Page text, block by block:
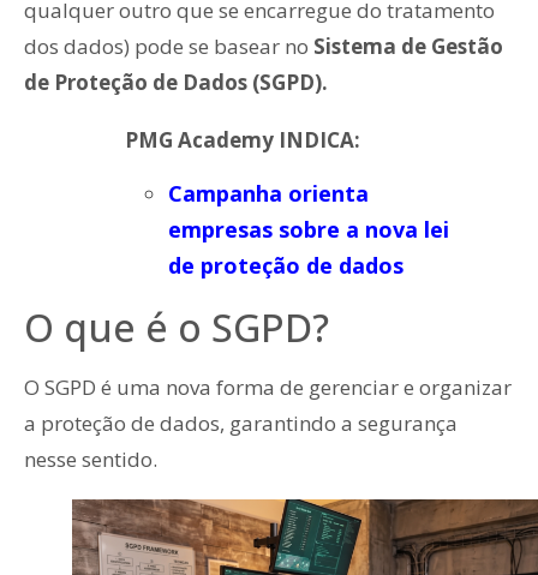
qualquer outro que se encarregue do tratamento
dos dados) pode se basear no Sistema de Gestão
de Proteção de Dados (SGPD).
PMG Academy INDICA:
Campanha orienta
empresas sobre a nova lei
de proteção de dados
O que é o SGPD?
O SGPD é uma nova forma de gerenciar e organizar
a proteção de dados, garantindo a segurança
nesse sentido.